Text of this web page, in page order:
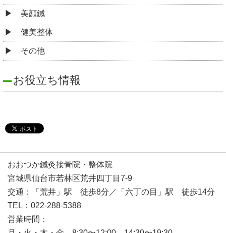
美顔鍼
健美整体
その他
お役立ち情報
おおつか鍼灸接骨院・整体院
宮城県仙台市若林区荒井四丁目7-9
交通：「荒井」駅 徒歩8分／「六丁の目」駅 徒歩14分
TEL：022-288-5388
営業時間：